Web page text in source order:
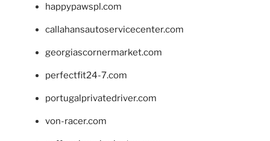
happypawspl.com
callahansautoservicecenter.com
georgiascornermarket.com
perfectfit24-7.com
portugalprivatedriver.com
von-racer.com